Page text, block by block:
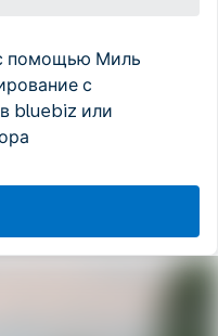
помощью Миль
с
bluebiz или